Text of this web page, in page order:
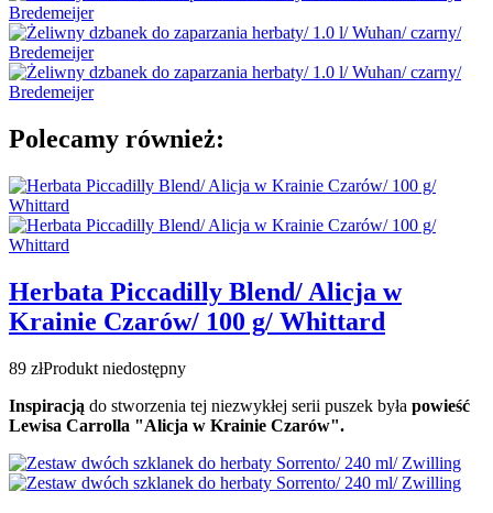
Polecamy również:
Herbata Piccadilly Blend/ Alicja w
Krainie Czarów/ 100 g/ Whittard
89 złProdukt niedostępny
Inspiracją do stworzenia tej niezwykłej serii puszek była powieść
Lewisa Carrolla "Alicja w Krainie Czarów".